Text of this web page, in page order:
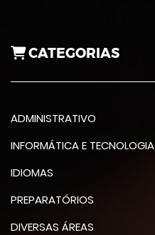
CATEGORIAS
ADMINISTRATIVO
INFORMÁTICA E TECNOLOGIA
IDIOMAS
PREPARATÓRIOS
DIVERSAS ÁREAS